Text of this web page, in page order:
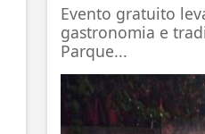
Evento gratuito
gastronomia e
Parque...